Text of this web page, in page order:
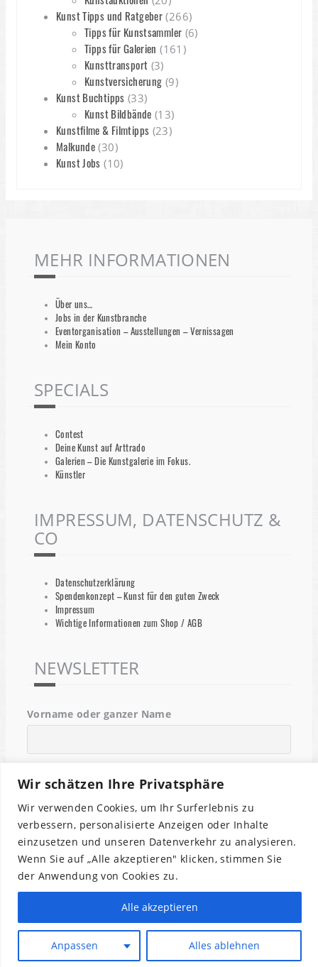
Wir schätzen Ihre Privatsphäre
Wir verwenden Cookies, um Ihr Surferlebnis zu
verbessern, personalisierte Anzeigen oder Inhalte
einzusetzen und unseren Datenverkehr zu analysieren.
Wenn Sie auf „Alle akzeptieren" klicken, stimmen Sie
der Anwendung von Cookies zu.
Anpassen Alles ablehnen
Alle akzeptieren
Kunst Tipps und Ratgeber (266)
Tipps für Kunstsammler (6)
Tipps für Galerien (161)
Kunsttransport (3)
Kunstversicherung (9)
Kunst Buchtipps (33)
Kunst Bildbände (13)
Kunstfilme & Filmtipps (23)
Malkunde (30)
Kunst Jobs (10)
MEHR INFORMATIONEN
Über uns…
Jobs in der Kunstbranche
Eventorganisation – Ausstellungen – Vernissagen
Mein Konto
SPECIALS
Contest
Deine Kunst auf Arttrado
Galerien – Die Kunstgalerie im Fokus.
Künstler
IMPRESSUM, DATENSCHUTZ &
CO
Datenschutzerklärung
Spendenkonzept – Kunst für den guten Zweck
Impressum
Wichtige Informationen zum Shop / AGB
NEWSLETTER
Vorname oder ganzer Name
Indem Du fortfährst, akzeptierst Du unsere
Datenschutzerklärung.